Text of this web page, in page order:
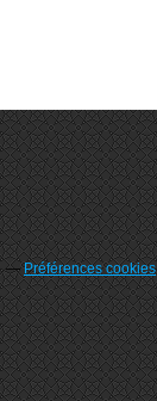
Préférences cookies